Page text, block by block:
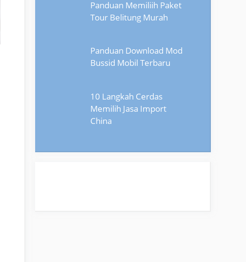
Panduan Memiliih Paket
Tour Belitung Murah
Panduan Download Mod
Bussid Mobil Terbaru
10 Langkah Cerdas
Memilih Jasa Import
China